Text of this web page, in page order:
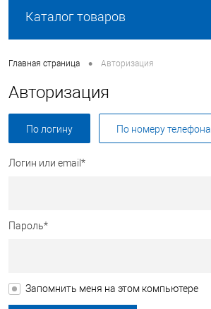
Каталог товаров
Главная страница • Авторизация
Авторизация
По логину По номеру телефона
Логин или email*
Пароль*
Запомнить меня на этом компьютере